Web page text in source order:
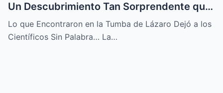
Un Descubrimiento Tan Sorprendente que
Dejó a los Científicos Sin Aliento
Lo que Encontraron en la Tumba de Lázaro Dejó a los
Científicos Sin Palabra… La…